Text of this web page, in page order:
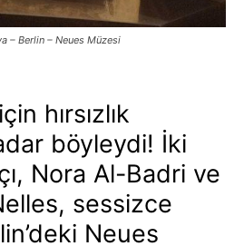
– Berlin – Neues Müzesi
hırsızlık
böyleydi! İki
Nora Al-Badri ve
sessizce
Neues